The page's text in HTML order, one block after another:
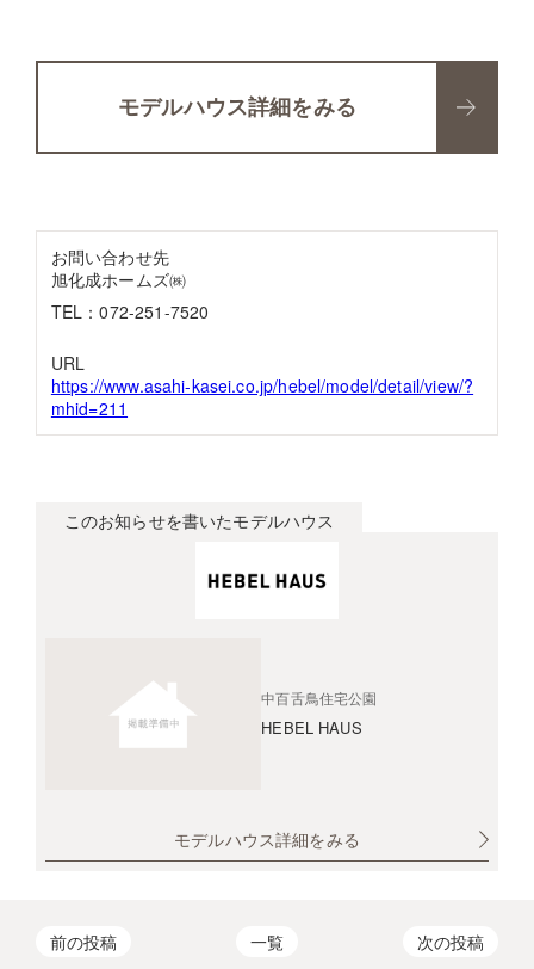
モデルハウス詳細をみる
お問い合わせ先
旭化成ホームズ㈱
TEL：072-251-7520
URL
https://www.asahi-kasei.co.jp/hebel/model/detail/view/?
mhid=211
このお知らせを書いたモデルハウス
中百舌鳥住宅公園
HEBEL HAUS
モデルハウス詳細をみる
前の投稿 一覧 次の投稿